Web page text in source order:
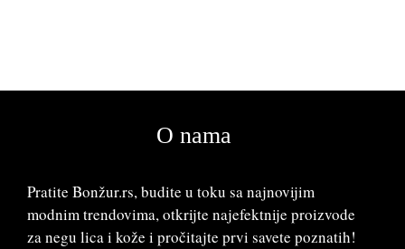
O nama
Pratite Bonžur.rs, budite u toku sa najnovijim
modnim trendovima, otkrijte najefektnije proizvode
za negu lica i kože i pročitajte prvi savete poznatih!